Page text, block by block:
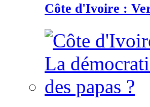
Côte d'Ivoire :